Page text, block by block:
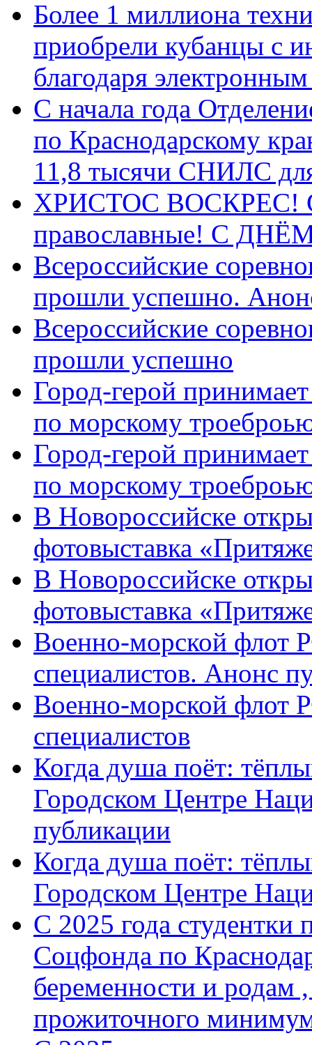
Более 1 миллиона
приобрели кубанцы с
благодаря
С начала года
по Краснодарскому
11,8 тысячи СНИЛС
ХРИСТОС ВОСКРЕС! С
православные! C
Всероссийские
прошли успешно.
Всероссийские
прошли успешно
Город-герой
по морскому
Город-герой
по морскому
В Новороссийске
фотовыставка
В Новороссийске
фотовыставка
Военно-морской флот
специалистов. Анонс
Военно-морской флот
специалистов
Когда душа поёт:
Городском Центре
публикации
Когда душа поёт:
Городском Центре
С 2025 года студентки
Соцфонда по
беременности и родам
прожиточного